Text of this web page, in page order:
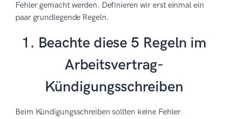
Fehler gemacht werden. Definieren wir erst einmal ein
paar grundlegende Regeln.
1. Beachte diese 5 Regeln im
Arbeitsvertrag-
Kündigungsschreiben
Beim Kündigungsschreiben sollten keine Fehler